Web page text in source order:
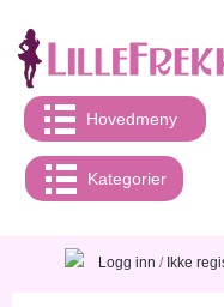
Hovedmeny
Kategorier
Logg inn / Ikke